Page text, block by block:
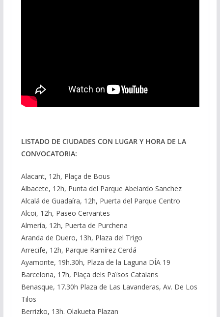
LISTADO DE CIUDADES CON LUGAR Y HORA DE LA
CONVOCATORIA:
Alacant, 12h, Plaça de Bous
Albacete, 12h, Punta del Parque Abelardo Sanchez
Alcalá de Guadaíra, 12h, Puerta del Parque Centro
Alcoi, 12h, Paseo Cervantes
Almería, 12h, Puerta de Purchena
Aranda de Duero, 13h, Plaza del Trigo
Arrecife, 12h, Parque Ramírez Cerdá
Ayamonte, 19h.30h, Plaza de la Laguna DÍA 19
Barcelona, 17h, Plaça dels Països Catalans
Benasque, 17.30h Plaza de Las Lavanderas, Av. De Los
Tilos
Berrizko, 13h. Olakueta Plazan